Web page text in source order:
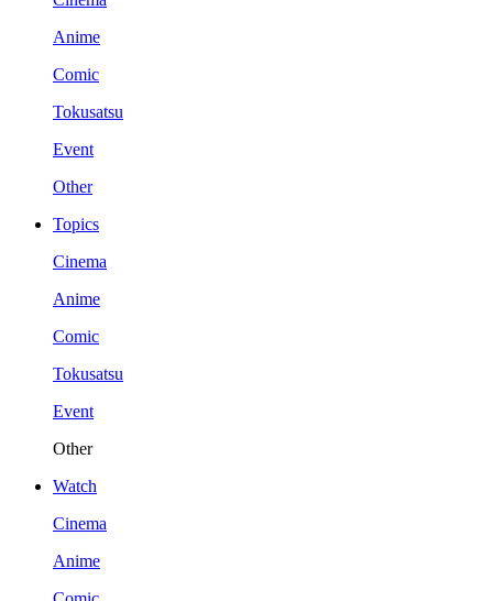
Anime
Comic
Tokusatsu
Event
Other
Topics
Cinema
Anime
Comic
Tokusatsu
Event
Other
Watch
Cinema
Anime